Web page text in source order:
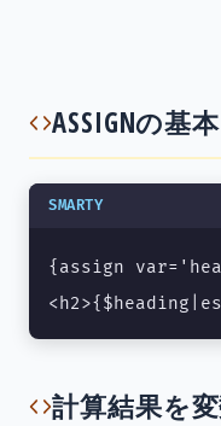
ASSIGNの基本
SMARTY
{assign
計算結果を